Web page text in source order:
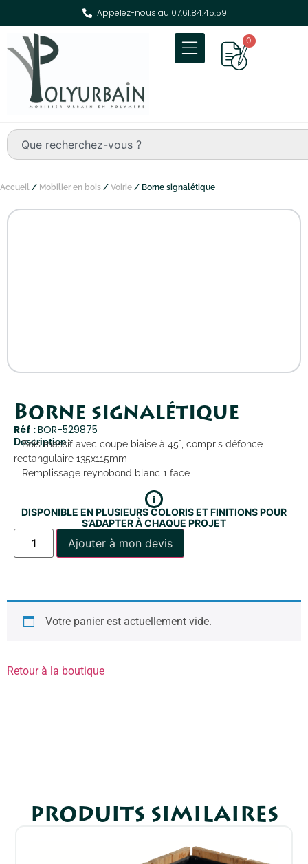
Appelez-nous au 07.61.84.45.59
0
Accueil / Mobilier en bois / Voirie / Borne signalétique
Borne signalétique
Réf :BOR-529875
Description :
– Bois massif avec coupe biaise à 45°, compris défonce
rectangulaire 135x115mm
– Remplissage reynobond blanc 1 face
DISPONIBLE EN PLUSIEURS COLORIS ET FINITIONS POUR
S’ADAPTER À CHAQUE PROJET
Ajouter à mon devis
Votre panier est actuellement vide.
Retour à la boutique
PRODUITS SIMILAIRES